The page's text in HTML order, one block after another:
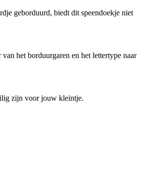
geborduurd, biedt dit speendoekje niet
het borduurgaren en het lettertype naar
zijn voor jouw kleintje.